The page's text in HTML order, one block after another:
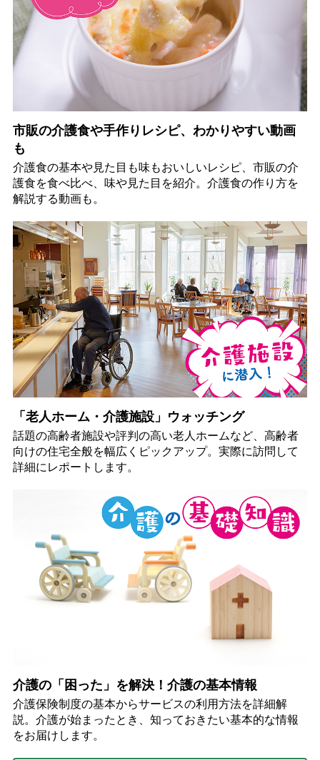
市販の介護食や手作りレシピ、わかりやすい動画
も
介護食の基本や見た目も味もおいしいレシピ、市販の介
護食を食べ比べ、味や見た目を紹介。介護食の作り方を
解説する動画も。
「老人ホーム・介護施設」ウォッチング
話題の高齢者施設や評判の高い老人ホームなど、高齢者
向けの住宅全般を幅広くピックアップ。実際に訪問して
詳細にレポートします。
介護の「困った」を解決！介護の基本情報
介護保険制度の基本からサービスの利用方法を詳細解
説。介護が始まったとき、知っておきたい基本的な情報
をお届けします。